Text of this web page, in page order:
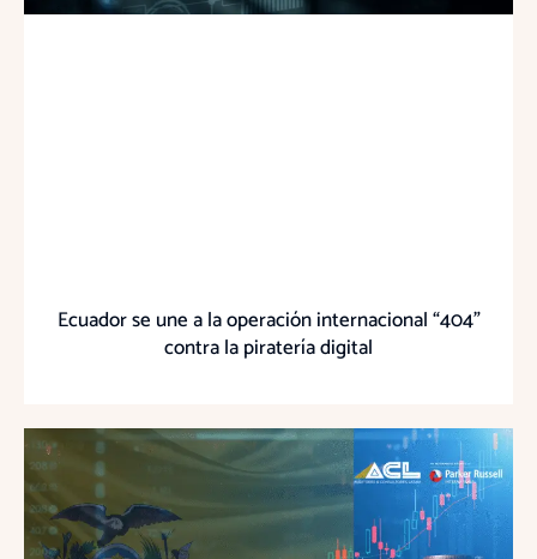
Ecuador se une a la operación internacional “404”
contra la piratería digital